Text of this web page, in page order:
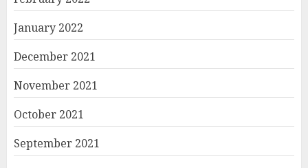
January 2022
December 2021
November 2021
October 2021
September 2021